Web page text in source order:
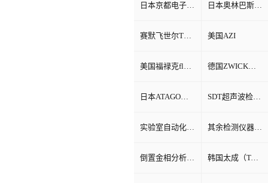
日本京都电子KEM 日本奥林巴斯Olympus
赛默飞世尔Thermo Fisher 美国AZI
美国福禄克fluke 德国ZWICK兹韦克
日本ATAGO（爱宕）折光仪 SDT超声波检测仪
实验室自动化系统 其余检测仪器设备
倒置金相分析显微镜 韩国太成（TAE SUNG）